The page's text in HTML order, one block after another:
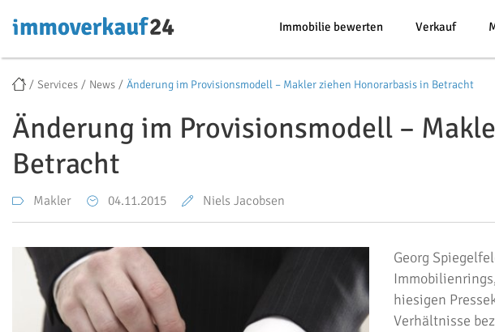
Immobilie bewerten Verkauf
Services News Änderung im Provisionsmodell – Makler ziehen Honorarbasis in Betracht
Änderung im Provisionsmodell –
Betracht
Makler 04.11.2015 Niels Jacobsen
Georg
hiesigen
Verhältnisse